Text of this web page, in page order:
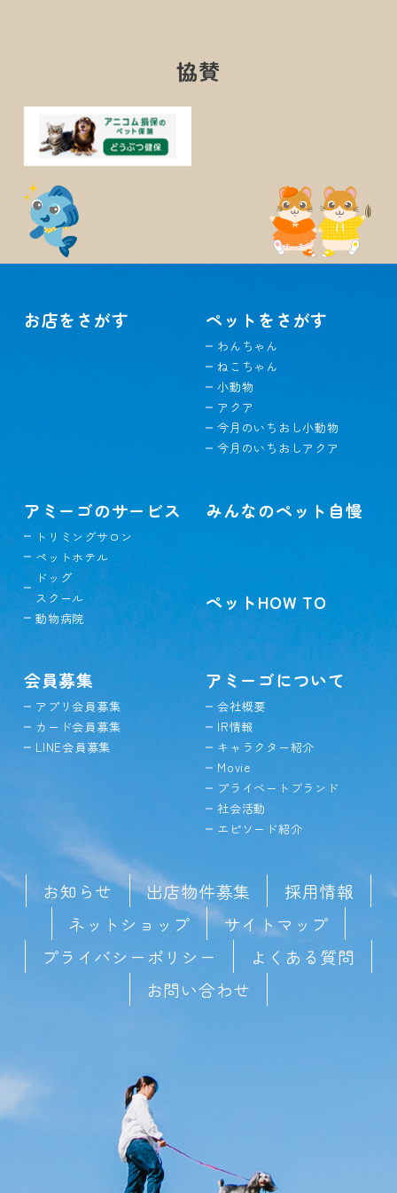
協賛
お店をさがす ペットをさがす
わんちゃん
ねこちゃん
小動物
アクア
今月のいちおし小動物
今月のいちおしアクア
アミーゴのサービス
トリミングサロン
ペットホテル
ドッグ
スクール
動物病院
みんなのペット自慢
ペットHOW TO
会員募集
アプリ会員募集
カード会員募集
LINE会員募集
アミーゴについて
会社概要
IR情報
キャラクター紹介
Movie
プライベートブランド
社会活動
エピソード紹介
お知らせ 出店物件募集
採用情報
ネットショップ
サイトマップ
プライバシーポリシー
よくある質問
お問い合わせ